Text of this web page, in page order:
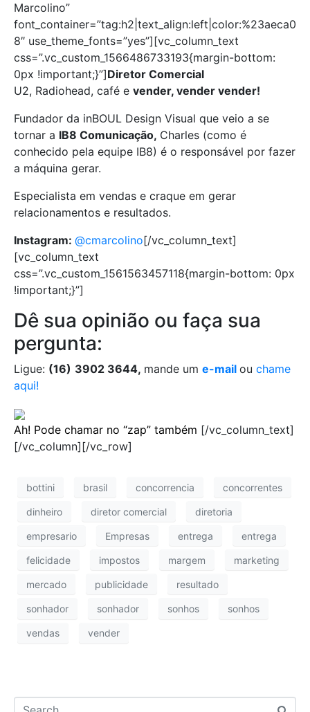
Marcolino”
font_container=”tag:h2|text_align:left|color:%23aeca0
8″ use_theme_fonts=”yes”][vc_column_text
css=”.vc_custom_1566486733193{margin-bottom:
0px !important;}”]Diretor Comercial
U2, Radiohead, café e vender, vender vender!
Fundador da inBOUL Design Visual que veio a se
tornar a IB8 Comunicação, Charles (como é
conhecido pela equipe IB8) é o responsável por fazer
a máquina gerar.
Especialista em vendas e craque em gerar
relacionamentos e resultados.
Instagram: @cmarcolino[/vc_column_text]
[vc_column_text
css=”.vc_custom_1561563457118{margin-bottom: 0px
!important;}”]
Dê sua opinião ou faça sua
pergunta:
Ligue: (16) 3902 3644, mande um e-mail ou chame
aqui!
Ah! Pode chamar no “zap” também [/vc_column_text]
[/vc_column][/vc_row]
bottini brasil concorrencia concorrentes
dinheiro diretor comercial diretoria
empresario Empresas entrega entrega
felicidade impostos margem marketing
mercado publicidade resultado
sonhador sonhador sonhos sonhos
vendas vender